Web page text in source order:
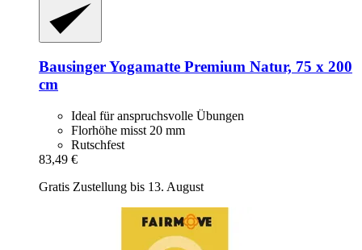
BausingerYogamatte Premium Natur, 75 x 200
cm
Ideal für anspruchsvolle Übungen
Florhöhe misst 20 mm
Rutschfest
83,49 €
Gratis Zustellung bis 13. August